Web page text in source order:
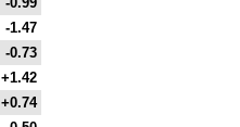
-1.47
-0.73
+1.42
+0.74